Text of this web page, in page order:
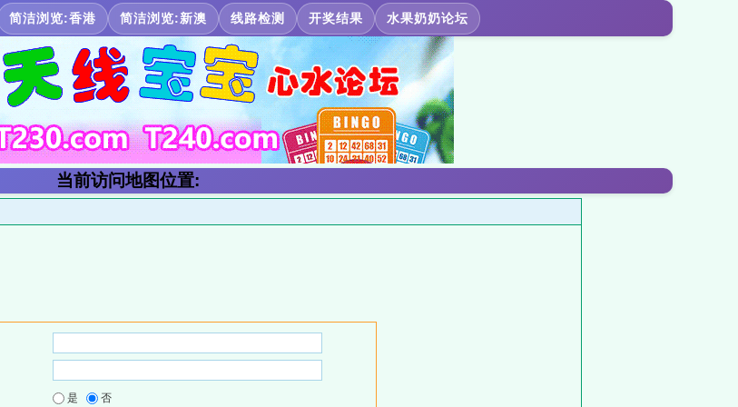
简洁浏览:香港 简洁浏览:新澳 线路检测 开奖结果 水果奶奶论坛
当前访问地图位置:
是 否